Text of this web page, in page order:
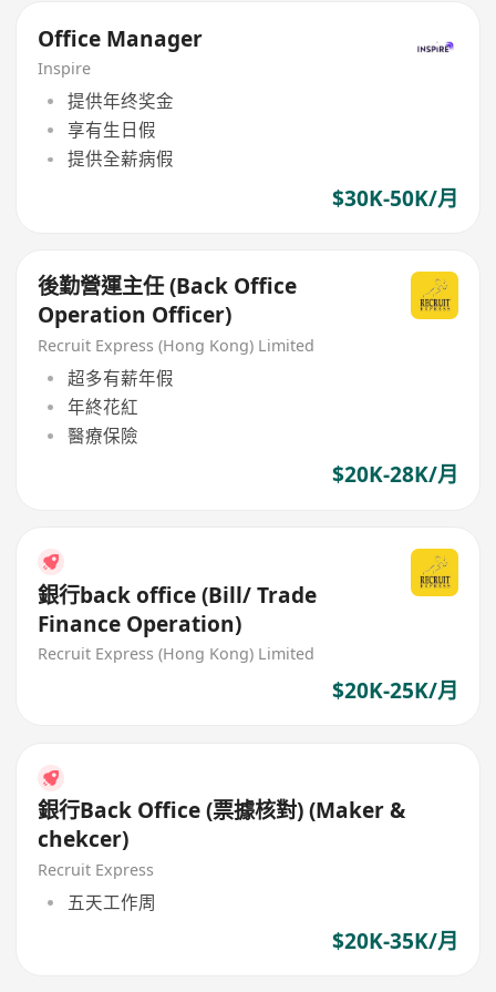
Office Manager
Inspire
提供年终奖金
享有生日假
提供全薪病假
$30K-50K/月
後勤營運主任 (Back Office
Operation Officer)
Recruit Express (Hong Kong) Limited
超多有薪年假
年終花紅
醫療保險
$20K-28K/月
銀行back office (Bill/ Trade
Finance Operation)
Recruit Express (Hong Kong) Limited
$20K-25K/月
銀行Back Office (票據核對) (Maker &
chekcer)
Recruit Express
五天工作周
$20K-35K/月